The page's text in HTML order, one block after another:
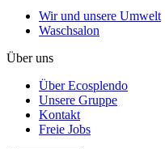
Wir und unsere Umwelt
Waschsalon
Über uns
Über Ecosplendo
Unsere Gruppe
Kontakt
Freie Jobs